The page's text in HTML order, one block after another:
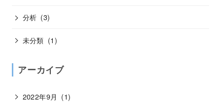
分析 (3)
未分類 (1)
アーカイブ
2022年9月 (1)